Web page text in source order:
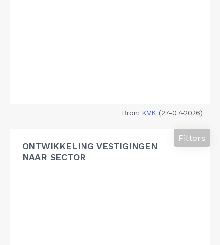
Bron: KVK (27-07-2026)
ONTWIKKELING VESTIGINGEN
NAAR SECTOR
Filters